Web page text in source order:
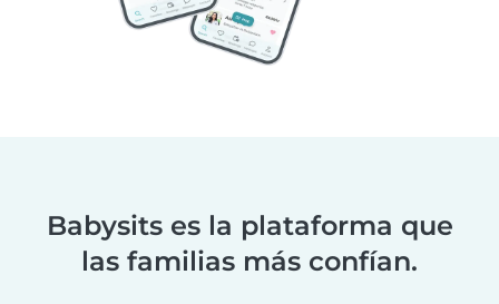
Babysits es la plataforma que
las familias más confían.